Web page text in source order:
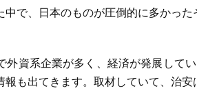
で、日本のものが圧倒的に多かった
外資系企業が多く、経済が発展して
も出てきます。取材していて、治安